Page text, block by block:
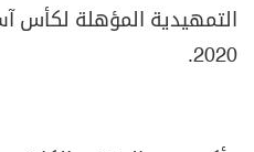
2020.